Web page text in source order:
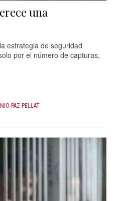
una
estrategia de seguridad
por el número de capturas,
PAZ PELLAT